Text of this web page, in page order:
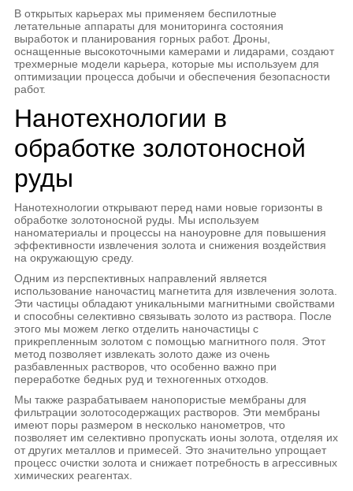
В открытых карьерах мы применяем беспилотные
летательные аппараты для мониторинга состояния
выработок и планирования горных работ. Дроны,
оснащенные высокоточными камерами и лидарами, создают
трехмерные модели карьера, которые мы используем для
оптимизации процесса добычи и обеспечения безопасности
работ.
Нанотехнологии в
обработке золотоносной
руды
Нанотехнологии открывают перед нами новые горизонты в
обработке золотоносной руды. Мы используем
наноматериалы и процессы на наноуровне для повышения
эффективности извлечения золота и снижения воздействия
на окружающую среду.
Одним из перспективных направлений является
использование наночастиц магнетита для извлечения золота.
Эти частицы обладают уникальными магнитными свойствами
и способны селективно связывать золото из раствора. После
этого мы можем легко отделить наночастицы с
прикрепленным золотом с помощью магнитного поля. Этот
метод позволяет извлекать золото даже из очень
разбавленных растворов, что особенно важно при
переработке бедных руд и техногенных отходов.
Мы также разрабатываем нанопористые мембраны для
фильтрации золотосодержащих растворов. Эти мембраны
имеют поры размером в несколько нанометров, что
позволяет им селективно пропускать ионы золота, отделяя их
от других металлов и примесей. Это значительно упрощает
процесс очистки золота и снижает потребность в агрессивных
химических реагентах.